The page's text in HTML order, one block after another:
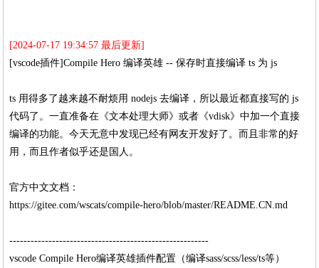
[2024-07-17 19:34:57 最后更新]
[vscode插件]Compile Hero 编译英雄 -- 保存时直接编译 ts 为 js
ts 用得多了越来越不耐烦用 nodejs 去编译，所以最近都直接写的 js
代码了。一直准备在《文本处理大师》或者《vdisk》中加一个直接
编译的功能。今天无意中发现已经有网友开发好了。而且非常的好
用，而且作者似乎还是国人。
官方中文文档：
https://gitee.com/wscats/compile-hero/blob/master/README.CN.md
--------------------------------------------------------
vscode Compile Hero编译英雄插件配置（编译sass/scss/less/ts等）